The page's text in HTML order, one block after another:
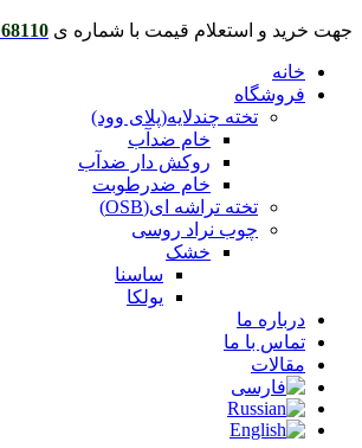
پرش
محتوا
جهت خرید و استعلام قیمت با شماره ی 68110 -021
خانه
فروشگاه
تخته چندلایه(پلای وود)
خام ضدآب
روکش دار ضدآب
خام ضدرطوبت
تخته تراشه ای(OSB)
چوب نراد روسی
خشک
ساسنا
یولکا
درباره ما
تماس با ما
مقالات